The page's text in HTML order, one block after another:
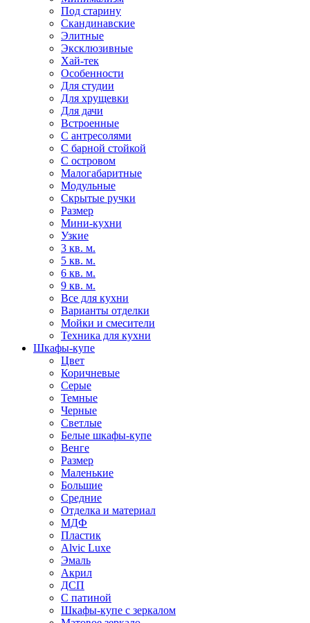
Под старину
Скандинавские
Элитные
Эксклюзивные
Хай-тек
Особенности
Для студии
Для хрущевки
Для дачи
Встроенные
С антресолями
С барной стойкой
С островом
Малогабаритные
Модульные
Скрытые ручки
Размер
Мини-кухни
Узкие
3 кв. м.
5 кв. м.
6 кв. м.
9 кв. м.
Все для кухни
Варианты отделки
Мойки и смесители
Техника для кухни
Шкафы-купе
Цвет
Коричневые
Серые
Темные
Черные
Светлые
Белые шкафы-купе
Венге
Размер
Маленькие
Большие
Средние
Отделка и материал
МДФ
Пластик
Alvic Luxe
Эмаль
Акрил
ДСП
С патиной
Шкафы-купе с зеркалом